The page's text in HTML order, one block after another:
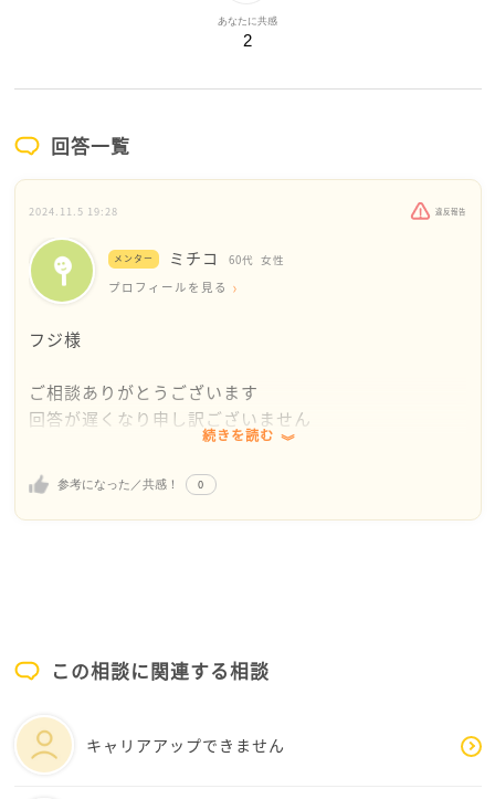
あなたに共感
2
回答一覧
2024.11.5 19:28 違反報告
メンター ミチコ 60代 女性
プロフィールを見る
フジ様
ご相談ありがとうございます
回答が遅くなり申し訳ございません
フジさんのこのご相談の様な経験をしたことが無く、
明確なアドバイスが出来ず、申し訳ありません。
けれどもこれは推測です。
時給や福利厚生などについて、一つ一つ質問して潰し
僚達も不安に思っているはずです。
続きを読む
参考になった／共感！ 0
この相談に関連する相談
キャリアアップできません